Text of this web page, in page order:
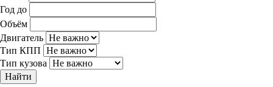
Год до
Объём
Двигатель
Тип КПП
Тип кузова
Найти